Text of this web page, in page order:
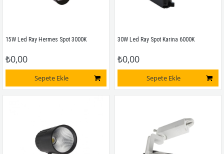
15W Led Ray Hermes Spot 3000K
₺0,00
Sepete Ekle
30W Led Ray Spot Karina 6000K
₺0,00
Sepete Ekle